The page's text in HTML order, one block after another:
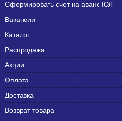
Сформировать счет на аванс ЮЛ
Вакансии
Каталог
Распродажа
Акции
Оплата
Доставка
Возврат товара